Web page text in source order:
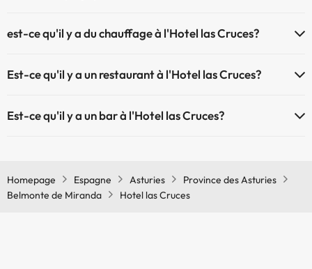
peuvent être payantes) :
est-ce qu'il y a du chauffage à l'Hotel las Cruces?
communes
Est-ce qu'il y a un restaurant à l'Hotel las Cruces?
Est-ce qu'il y a un bar à l'Hotel las Cruces?
Homepage Espagne Asturies
Province des Asturies
Belmonte de Miranda
Hotel las Cruces